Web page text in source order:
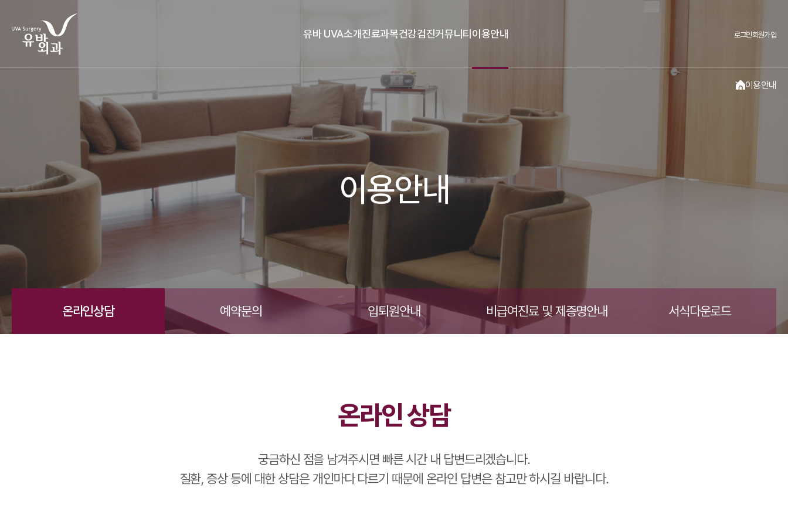
유바 UVA소개진료과목건강검진커뮤니티 이용안내 로그인회원가입
이용안내
이용안내
온라인상담 예약문의 입퇴원안내 비급여진료 및 제증명안내 서식다운로드
온라인 상담
궁금하신 점을 남겨주시면 빠른 시간 내 답변드리겠습니다.
질환, 증상 등에 대한 상담은 개인마다 다르기 때문에 온라인 답변은 참고만 하시길 바랍니다.